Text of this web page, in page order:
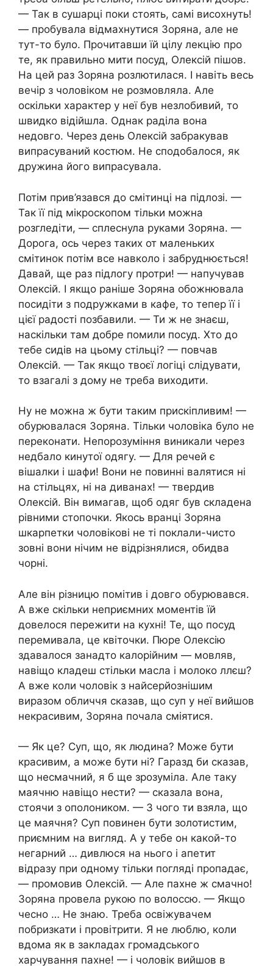
— Так в сушарці поки стоять, самі висохнуть!
— пробувала відмахнутися Зоряна, але не
тут-то було. Прочитавши їй цілу лекцію про
те, як правильно мити посуд, Олексій пішов.
На цей раз Зоряна розлютилася. І навіть весь
вечір з чоловіком не розмовляла. Але
оскільки характер у неї був незлобивий, то
швидко відійшла. Однак раділа вона
недовго. Через день Олексій забракував
випрасуваний костюм. Не сподобалося, як
дружина його випрасувала.
Потім прив’язався до смітинці на підлозі. —
Так її під мікроскопом тільки можна
розгледіти, — сплеснула руками Зоряна. —
Дорога, ось через таких от маленьких
смітинок потім все навколо і забруднюється!
Давай, ще раз підлогу протри! — напучував
Олексій. І якщо раніше Зоряна обожнювала
посидіти з подружками в кафе, то тепер її і
цієї радості позбавили. — Ти ж не знаєш,
наскільки там добре помили посуд. Хто до
тебе сидів на цьому стільці? — повчав
Олексій. — Так якщо твоєї логіці слідувати,
то взагалі з дому не треба виходити.
Ну не можна ж бути таким прискіпливим! —
обурювалася Зоряна. Тільки чоловіка було не
переконати. Непорозуміння виникали через
недбало кинутої одягу. — Для речей є
вішалки і шафи! Вони не повинні валятися ні
на стільцях, ні на диванах! — твердив
Олексій. Він вимагав, щоб одяг був складена
рівними стопочки. Якось вранці Зоряна
шкарпетки чоловікові не ті поклали-чисто
зовні вони нічим не відрізнялися, обидва
чорні.
Але він різницю помітив і довго обурювався.
А вже скільки неприємних моментів їй
довелося пережити на кухні! Те, що посуд
перемивала, це квіточки. Пюре Олексію
здавалося занадто калорійним — мовляв,
навіщо кладеш стільки масла і молоко ллєш?
А вже коли чоловік з найсерйознішим
виразом обличчя сказав, що суп у неї вийшов
некрасивим, Зоряна почала сміятися.
— Як це? Суп, що, як людина? Може бути
красивим, а може бути ні? Гаразд би сказав,
що несмачний, я б ще зрозуміла. Але таку
маячню навіщо нести? — сказала вона,
стоячи з ополоником. — З чого ти взяла, що
це маячня? Суп повинен бути золотистим,
приємним на вигляд. А у тебе он какой-то
негарний … дивлюся на нього і апетит
відразу при одному тільки погляді пропадає,
— промовив Олексій. — Але пахне ж смачно!
Зоряна провела рукою по волоссю. — Якщо
чесно … Не знаю. Треба освіжувачем
побризкати і провітрити. Я не люблю, коли
вдома як в закладах громадського
харчування пахне! — і чоловік вийшов в